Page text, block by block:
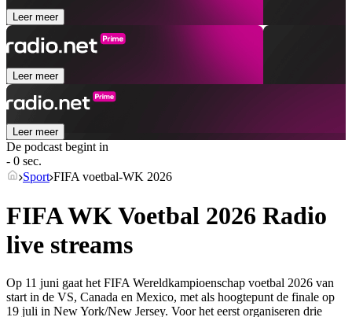
Leer meer
Leer meer
Leer meer
De podcast begint in
- 0 sec.
Sport FIFA voetbal-WK 2026
FIFA WK Voetbal 2026 Radio
live streams
Op 11 juni gaat het FIFA Wereldkampioenschap voetbal 2026 van
start in de VS, Canada en Mexico, met als hoogtepunt de finale op
19 juli in New York/New Jersey. Voor het eerst organiseren drie